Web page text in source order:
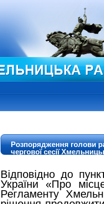
Розпорядження голови
чергової сесії
Відповідно до
України «Про
Регламенту